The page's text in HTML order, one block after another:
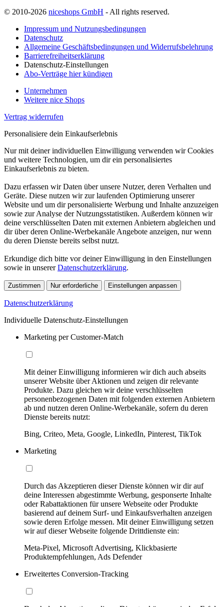
© 2010-2026 niceshops GmbH - All rights reserved.
Impressum und Nutzungsbedingungen
Datenschutz
Allgemeine Geschäftsbedingungen und Widerrufsbelehrung
Barrierefreiheitserklärung
Datenschutz-Einstellungen
Abo-Verträge hier kündigen
Unternehmen
Weitere nice Shops
Vertrag widerrufen
Personalisiere dein Einkaufserlebnis
Nur mit deiner individuellen Einwilligung verwenden wir Cookies
und weitere Technologien, um dir ein personalisiertes
Einkaufserlebnis zu bieten.
Dazu erfassen wir Daten über unsere Nutzer, deren Verhalten und
Geräte. Diese nutzen wir zur laufenden Optimierung unserer
Website und um dir personalisierte Werbung und Inhalte anzuzeigen
sowie zur Analyse der Nutzungsstatistiken. Außerdem können wir
deine verschlüsselten Daten mit externen Anbietern abgleichen und
dir über deren Online-Werbekanäle Angebote anzeigen, nur wenn
du deren Dienste bereits selbst nutzt.
Erkundige dich bitte vor deiner Einwilligung in den Einstellungen
sowie in unsererDatenschutzerklärung.
Zustimmen Nur erforderliche Einstellungen anpassen
Datenschutzerklärung
Individuelle Datenschutz-Einstellungen
Marketing per Customer-Match
Mit deiner Einwilligung informieren wir dich auch abseits
unserer Website über Aktionen und zeigen dir relevante
Produkte. Dazu gleichen wir deine verschlüsselten
personenbezogenen Daten mit folgenden externen Anbietern
ab und nutzen deren Online-Werbekanäle, sofern du deren
Dienste bereits nutzt:
Bing, Criteo, Meta, Google, LinkedIn, Pinterest, TikTok
Marketing
Durch das Akzeptieren dieser Dienste können wir dir auf
deine Interessen abgestimmte Werbung, gesponserte Inhalte
oder Rabattaktionen für unsere Webseite oder Produkte
basierend auf deinem Surf- und Einkaufsverhalten anzeigen
sowie deren Erfolge messen. Mit deiner Einwilligung setzen
wir auf dieser Webseite folgende Drittdienste ein:
Meta-Pixel, Microsoft Advertising, Klickbasierte
Produktempfehlungen, Ads Defender
Erweitertes Conversion-Tracking